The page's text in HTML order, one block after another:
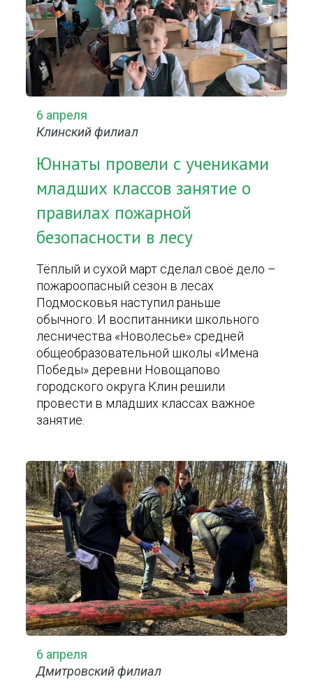
6 апреля
Клинский филиал
Юннаты провели с учениками
младших классов занятие о
правилах пожарной
безопасности в лесу
Тёплый и сухой март сделал своё дело –
пожароопасный сезон в лесах
Подмосковья наступил раньше
обычного. И воспитанники школьного
лесничества «Новолесье» средней
общеобразовательной школы «Имена
Победы» деревни Новощапово
городского округа Клин решили
провести в младших классах важное
занятие.
6 апреля
Дмитровский филиал